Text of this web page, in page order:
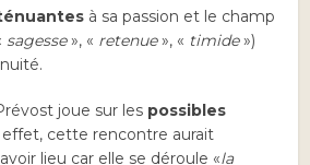
à sa passion et le champ
sagesse», « retenue», « timide»)
joue sur les possibles
effet, cette rencontre aurait
lieu car elle se déroule «la